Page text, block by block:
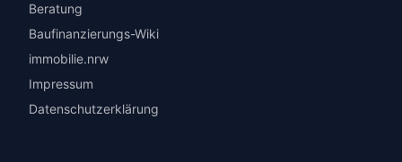
Beratung
Baufinanzierungs-Wiki
immobilie.nrw
Impressum
Datenschutzerklärung